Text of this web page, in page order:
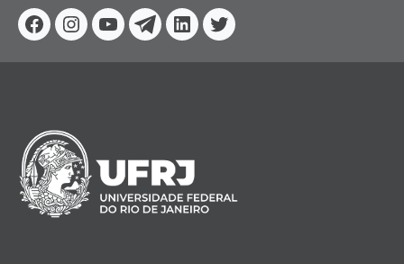
Facebook
Instagram
YoutubeTelegram
Linkedin
Twitter